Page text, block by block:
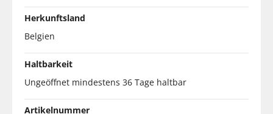
Herkunftsland
Belgien
Haltbarkeit
Ungeöffnet mindestens 36 Tage haltbar
Artikelnummer